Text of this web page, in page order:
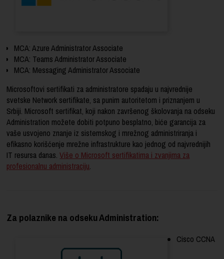
MCA: Azure Administrator Associate
MCA: Teams Administrator Associate
MCA: Messaging Administrator Associate
Microsoftovi sertifikati za administratore spadaju u najvrednije
svetske Network sertifikate, sa punim autoritetom i priznanjem u
Srbiji. Microsoft sertifikat, koji nakon završenog školovanja na odseku
Administration možete dobiti potpuno besplatno, biće garancija za
vaše usvojeno znanje iz sistemskog i mrežnog administriranja i
efikasno korišćenje mrežne infrastrukture kao jednog od najvrednijih
IT resursa danas.Više o Microsoft sertifikatima i zvanjima za
profesionalnu administraciju.
Za polaznike na odseku Administration:
Cisco CCNA